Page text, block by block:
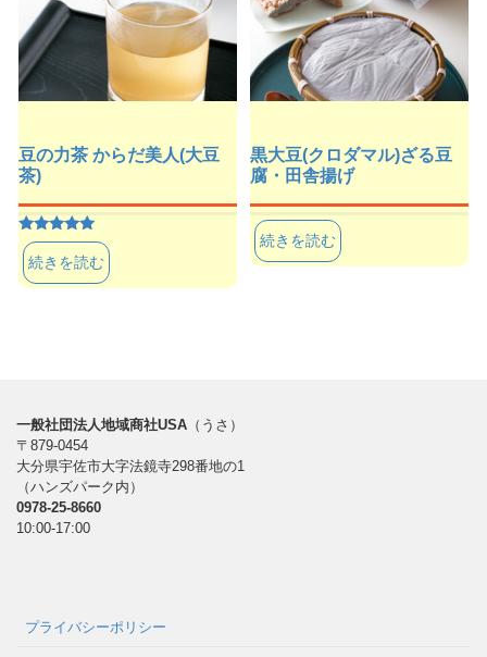
豆の力茶 からだ美人(大豆
茶)
5段階中
5.00
の評価
続きを読む
黒大豆(クロダマル)ざる豆
腐・田舎揚げ
続きを読む
一般社団法人地域商社USA （うさ）
〒879-0454
大分県宇佐市大字法鏡寺298番地の1
（ハンズパーク内）
0978-25-8660
10:00-17:00
プライバシーポリシー